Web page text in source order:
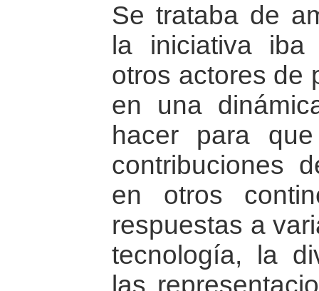
Se trataba de
la iniciativa
otros actores de
en una
hacer para
contribuciones
en otros
respuestas a
tecnología, la
las